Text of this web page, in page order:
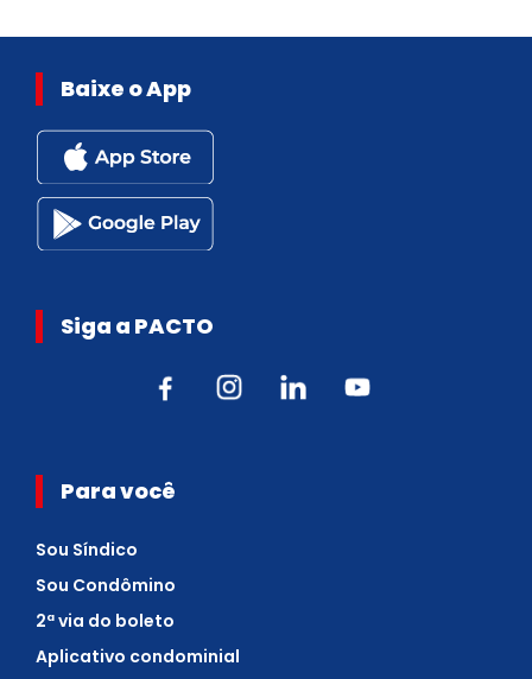
Baixe o App
Siga a PACTO
Para você
Sou Síndico
Sou Condômino
2ª via do boleto
Aplicativo condominial